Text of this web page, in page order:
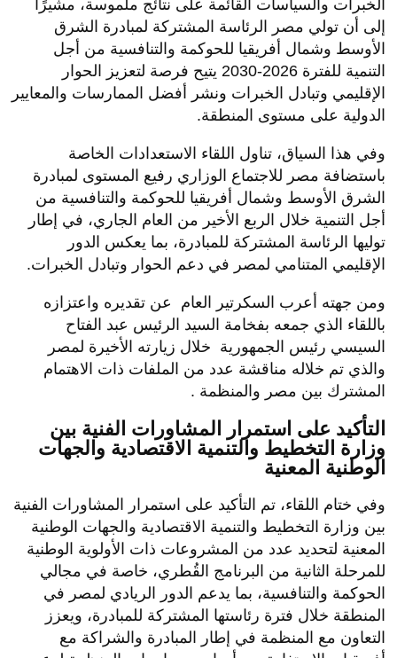
الخبرات والسياسات القائمة على نتائج ملموسة، مشيرًا
إلى أن تولي مصر الرئاسة المشتركة لمبادرة الشرق
الأوسط وشمال أفريقيا للحوكمة والتنافسية من أجل
التنمية للفترة 2026-2030 يتيح فرصة لتعزيز الحوار
الإقليمي وتبادل الخبرات ونشر أفضل الممارسات والمعايير
الدولية على مستوى المنطقة.
وفي هذا السياق، تناول اللقاء الاستعدادات الخاصة
باستضافة مصر للاجتماع الوزاري رفيع المستوى لمبادرة
الشرق الأوسط وشمال أفريقيا للحوكمة والتنافسية من
أجل التنمية خلال الربع الأخير من العام الجاري، في إطار
توليها الرئاسة المشتركة للمبادرة، بما يعكس الدور
الإقليمي المتنامي لمصر في دعم الحوار وتبادل الخبرات.
ومن جهته أعرب السكرتير العام عن تقديره واعتزازه
باللقاء الذي جمعه بفخامة السيد الرئيس عبد الفتاح
السيسي رئيس الجمهورية خلال زيارته الأخيرة لمصر
والذي تم خلاله مناقشة عدد من الملفات ذات الاهتمام
المشترك بين مصر والمنظمة .
التأكيد على استمرار المشاورات الفنية بين
وزارة التخطيط والتنمية الاقتصادية والجهات
الوطنية المعنية
وفي ختام اللقاء، تم التأكيد على استمرار المشاورات الفنية
بين وزارة التخطيط والتنمية الاقتصادية والجهات الوطنية
المعنية لتحديد عدد من المشروعات ذات الأولوية الوطنية
للمرحلة الثانية من البرنامج القُطري، خاصة في مجالي
الحوكمة والتنافسية، بما يدعم الدور الريادي لمصر في
المنطقة خلال فترة رئاستها المشتركة للمبادرة، ويعزز
التعاون مع المنظمة في إطار المبادرة والشراكة مع